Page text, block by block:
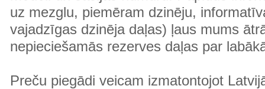
uz mezglu, piemēram dzinēju,
vajadzīgas dzinēja daļas) ļaus mums
nepieciešamās rezerves daļas par
Preču piegādi veicam izmatontojot